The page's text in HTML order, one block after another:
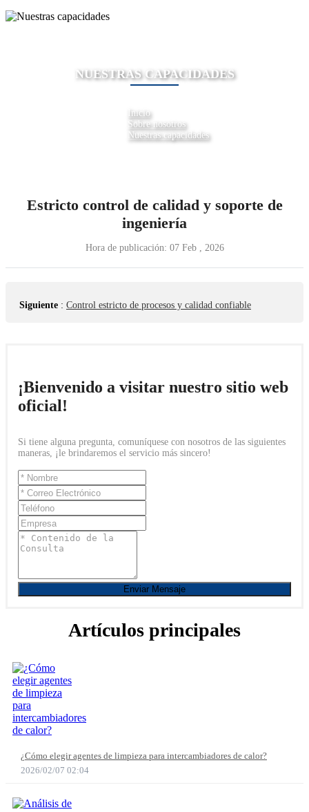
NUESTRAS CAPACIDADES
Inicio
Sobre nosotros
Nuestras capacidades
Estricto control de calidad y soporte de
ingeniería
Hora de publicación: 07 Feb , 2026
Siguiente : Control estricto de procesos y calidad confiable
¡Bienvenido a visitar nuestro sitio web
oficial!
Si tiene alguna pregunta, comuníquese con nosotros de las siguientes
maneras, ¡le brindaremos el servicio más sincero!
Enviar Mensaje
Artículos principales
¿Cómo elegir agentes de limpieza para intercambiadores de calor?
2026/02/07 02:04